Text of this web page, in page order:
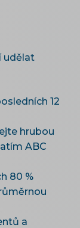
udělat
12
hrubou
ABC
80 %
a